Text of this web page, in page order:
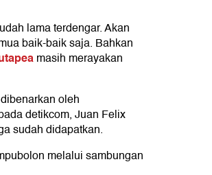
lama terdengar. Akan
baik-baik saja. Bahkan
masih merayakan
oleh
detikcom, Juan Felix
sudah didapatkan.
melalui sambungan